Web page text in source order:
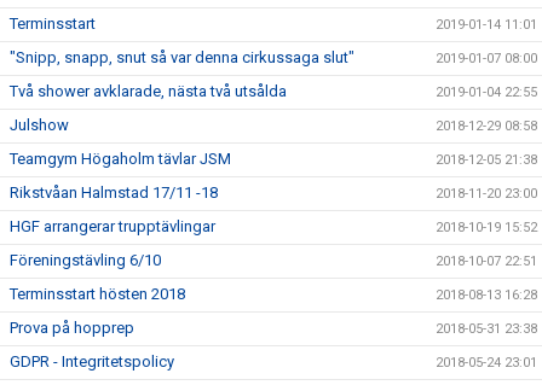
Terminsstart 2019-01-14 11:01
"Snipp, snapp, snut så var denna cirkussaga slut" 2019-01-07 08:00
Två shower avklarade, nästa två utsålda 2019-01-04 22:55
Julshow 2018-12-29 08:58
Teamgym Högaholm tävlar JSM 2018-12-05 21:38
Rikstvåan Halmstad 17/11 -18 2018-11-20 23:00
HGF arrangerar trupptävlingar 2018-10-19 15:52
Föreningstävling 6/10 2018-10-07 22:51
Terminsstart hösten 2018 2018-08-13 16:28
Prova på hopprep 2018-05-31 23:38
GDPR - Integritetspolicy 2018-05-24 23:01